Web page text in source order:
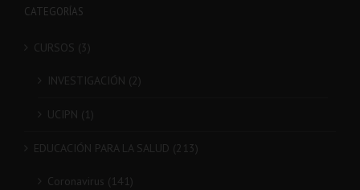
CATEGORÍAS
CURSOS (3)
INVESTIGACIÓN (2)
UCIPN (1)
EDUCACIÓN PARA LA SALUD (213)
Coronavirus (141)